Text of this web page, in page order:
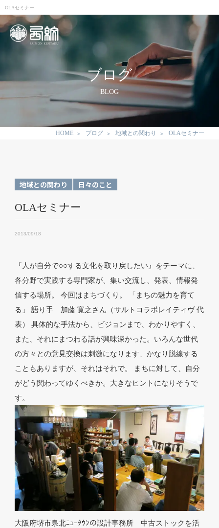
OLAセミナー
ブログ
BLOG
HOME ブログ 地域との関わり OLAセミナー
地域との関わり 日々のこと
OLAセミナー
2013/09/18
『人が自分で○○する文化を取り戻したい』をテーマに、
各分野で実践する専門家が、集い交流し、発表、情報発
信する場所。 今回はまちづくり。 「まちの魅力を育て
る」 語り手 加藤 寛之さん（サルトコラボレイティヴ 代
表） 具体的な手法から、ビジョンまで、わかりやすく、
また、それにまつわる話が興味深かった。いろんな世代
の方々との意見交換は刺激になります、かなり脱線する
こともありますが、それはそれで。 まちに対して、自分
がどう関わってゆくべきか。大きなヒントになりそうで
す。
大阪府堺市泉北ﾆｭｰﾀｳﾝの設計事務所 中古ストックを活